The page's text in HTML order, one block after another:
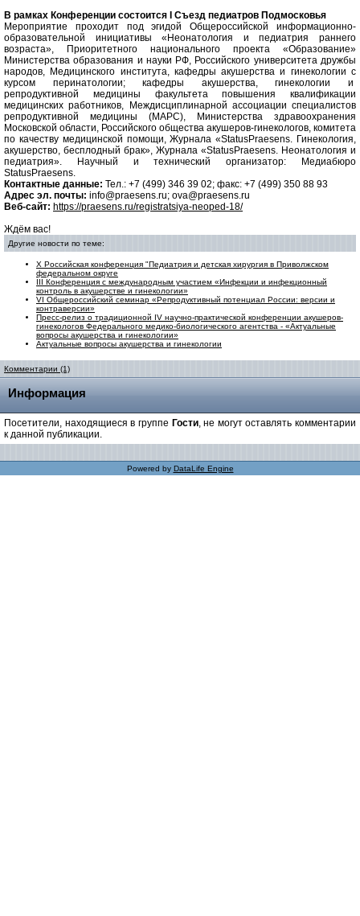
В рамках Конференции состоится I Съезд педиатров Подмосковья
Мероприятие проходит под эгидой Общероссийской информационно-
образовательной инициативы «Неонатология и педиатрия раннего
возраста», Приоритетного национального проекта «Образование»
Министерства образования и науки РФ, Российского университета дружбы
народов, Медицинского института, кафедры акушерства и гинекологии с
курсом перинатологии; кафедры акушерства, гинекологии и
репродуктивной медицины факультета повышения квалификации
медицинских работников, Междисциплинарной ассоциации специалистов
репродуктивной медицины (МАРС), Министерства здравоохранения
Московской области, Российского общества акушеров-гинекологов, комитета
по качеству медицинской помощи, Журнала «StatusPraesens. Гинекология,
акушерство, бесплодный брак», Журнала «StatusPraesens. Неонатология и
педиатрия». Научный и технический организатор: Медиабюро
StatusPraesens.
Контактные данные: Тел.: +7 (499) 346 39 02; факс: +7 (499) 350 88 93
Адрес эл. почты: info@praesens.ru; ova@praesens.ru
Веб-сайт: https://praesens.ru/registratsiya-neoped-18/
Ждём вас!
Другие новости по теме:
X Российская конференция "Педиатрия и детская хирургия в Приволжском
федеральном округе
III Конференция с международным участием «Инфекции и инфекционный
контроль в акушерстве и гинекологии»
VI Общероссийский семинар «Репродуктивный потенциал России: версии и
контраверсии»
Пресс-релиз о традиционной IV научно-практической конференции акушеров-
гинекологов Федерального медико-биологического агентства - «Актуальные
вопросы акушерства и гинекологии»
Актуальные вопросы акушерства и гинекологии
Комментарии (1)
Информация
Посетители, находящиеся в группе Гости, не могут оставлять комментарии
к данной публикации.
Powered by DataLife Engine